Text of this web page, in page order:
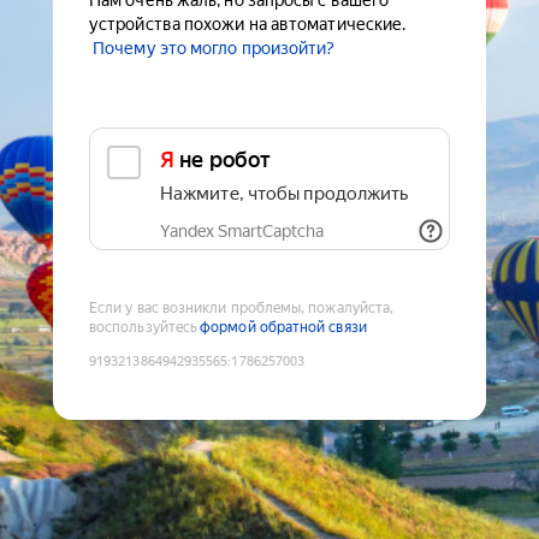
устройства похожи на автоматические.
Почему это могло произойти?
Я не робот
Нажмите, чтобы продолжить
Yandex SmartCaptcha
Если у вас возникли проблемы, пожалуйста,
воспользуйтесьформой обратной связи
9193213864942935565:1786257003